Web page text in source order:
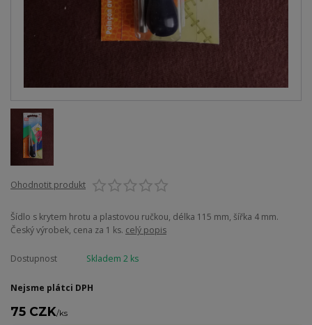
Ohodnotit produkt
Šídlo s krytem hrotu a plastovou ručkou, délka 115 mm, šířka 4 mm.
Český výrobek, cena za 1 ks. celý popis
Dostupnost Skladem 2 ks
Nejsme plátci DPH
75 CZK/ks